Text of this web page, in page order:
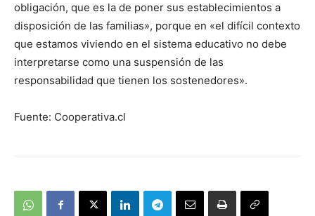
obligación, que es la de poner sus establecimientos a
disposición de las familias», porque en «el difícil contexto
que estamos viviendo en el sistema educativo no debe
interpretarse como una suspensión de las
responsabilidad que tienen los sostenedores».
Fuente: Cooperativa.cl